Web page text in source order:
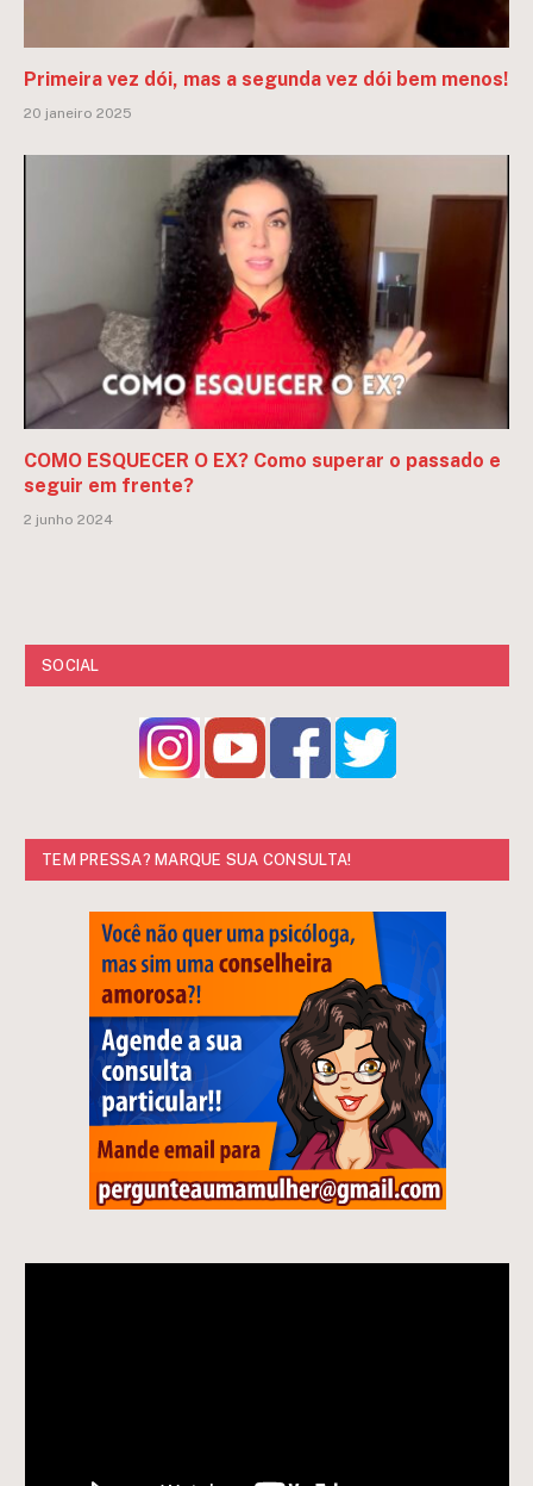
Primeira vez dói, mas a segunda vez dói bem menos!
20 janeiro 2025
COMO ESQUECER O EX? Como superar o passado e
seguir em frente?
2 junho 2024
SOCIAL
TEM PRESSA? MARQUE SUA CONSULTA!